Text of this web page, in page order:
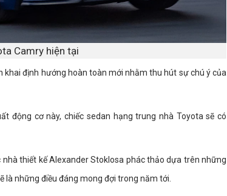
Camry hiện tại
khai định hướng hoàn toàn mới nhằm thu hút sự chú ý của
động cơ này, chiếc sedan hạng trung nhà Toyota sẽ có
thiết kế Alexander Stoklosa phác thảo dựa trên những
là những điều đáng mong đợi trong năm tới.